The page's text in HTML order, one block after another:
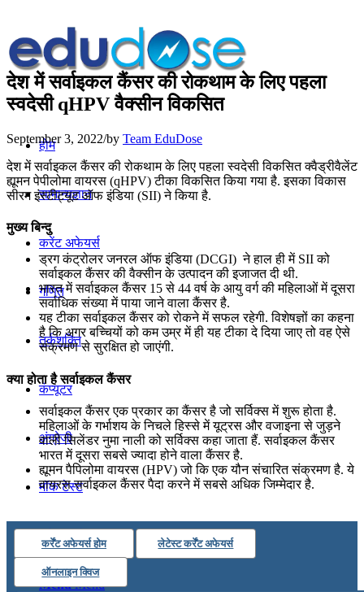
होम
सामान्यज्ञान
करेंट अफेयर्स
गणित
तर्कशक्ति
कंप्यूटर
अंग्रेजी
मॉक टेस्ट
टुडेज जीके
Menu Menu
देश में सर्वाइकल कैंसर की रोकथाम के लिए पहला
स्वदेसी qHPV वैक्सीन विकसित
September 3, 2022/by Team EduDose
देश में सर्वाइकल कैंसर की रोकथाम के लिए पहला स्वदेसी विकसित क्वैड्रीवैलेंट
ह्यूमन पेपीलोमा वायरस (qHPV) टीका विकसित किया गया है. इसका विकास
सीरम इंस्टीट्यूट ऑफ इंडिया (SII) ने किया है.
मुख्य बिन्दु
ड्रग कंट्रोलर जनरल ऑफ इंडिया (DCGI) ने हाल ही में SII को
सर्वाइकल कैंसर की वैक्सीन के उत्पादन की इजाजत दी थी.
भारत में सर्वाइकल कैंसर 15 से 44 वर्ष के आयु वर्ग की महिलाओं में दूसरा
सर्वाधिक संख्या में पाया जाने वाला कैंसर है.
यह टीका सर्वाइकल कैंसर को रोकने में सफल रहेगी. विशेषज्ञों का कहना
है कि अगर बच्चियों को कम उम्र में ही यह टीका दे दिया जाए तो वह ऐसे
संक्रमण से सुरक्षित हो जाएंगी.
क्या होता है सर्वाइकल कैंसर
सर्वाइकल कैंसर एक प्रकार का कैंसर है जो सर्विक्स में शुरू होता है.
महिलाओं के गर्भाशय के निचले हिस्से में यूट्रस और वजाइना से जुड़ने
वाली सिलेंडर नुमा नाली को सर्विक्स कहा जाता हैं. सर्वाइकल कैंसर
भारत में दूसरा सबसे ज्यादा होने वाला कैंसर है.
ह्यूमन पैपिलोमा वायरस (HPV) जो कि एक यौन संचारित संक्रमण है. ये
वायरस सर्वाइकल कैंसर पैदा करने में सबसे अधिक जिम्मेदार है.
कर्रेंट अफेयर्स होम लेटेस्ट कर्रेंट अफेयर्स
ऑनलाइन क्विज